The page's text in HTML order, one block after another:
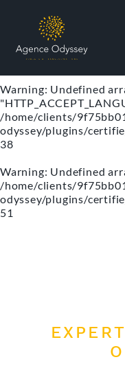
Warning: Undefined
/home/clients/
odyssey/plugins/
Warning: Undefined
/home/clients/
odyssey/plugins/
38
Warning: Undefined
/home/clients/
odyssey/plugins/
51